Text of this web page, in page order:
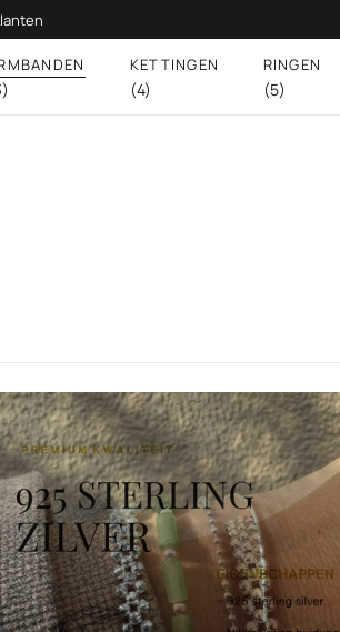
KETTINGEN
(4)
RINGEN
(5)